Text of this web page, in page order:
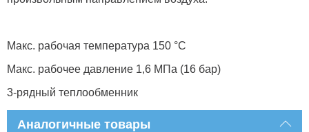
Макс. рабочая температура 150 °С
Макс. рабочее давление 1,6 МПа (16 бар)
3-рядный теплообменник
Аналогичные товары